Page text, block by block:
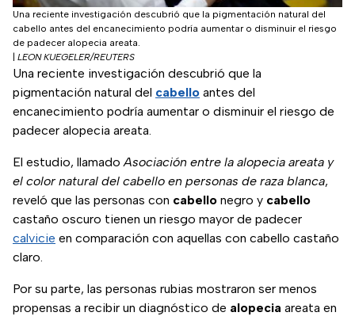
Una reciente investigación descubrió que la pigmentación natural del
cabello antes del encanecimiento podría aumentar o disminuir el riesgo
de padecer alopecia areata.
LEON KUEGELER/REUTERS
Una reciente investigación descubrió que la
pigmentación natural del cabello antes del
encanecimiento podría aumentar o disminuir el riesgo de
padecer alopecia areata.
El estudio, llamadoAsociación entre la alopecia areata y
el color natural del cabello en personas de raza blanca,
reveló que las personas con cabello negro y cabello
castaño oscuro tienen un riesgo mayor de padecer
calvicie en comparación con aquellas con cabello castaño
claro.
Por su parte, las personas rubias mostraron ser menos
propensas a recibir un diagnóstico de alopecia areata en